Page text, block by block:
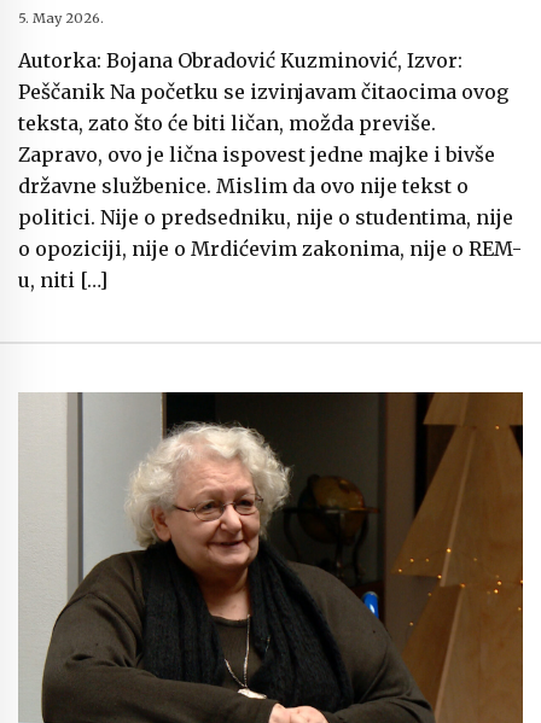
5. May 2026.
Autorka: Bojana Obradović Kuzminović, Izvor:
Peščanik Na početku se izvinjavam čitaocima ovog
teksta, zato što će biti ličan, možda previše.
Zapravo, ovo je lična ispovest jedne majke i bivše
državne službenice. Mislim da ovo nije tekst o
politici. Nije o predsedniku, nije o studentima, nije
o opoziciji, nije o Mrdićevim zakonima, nije o REM-
u, niti […]